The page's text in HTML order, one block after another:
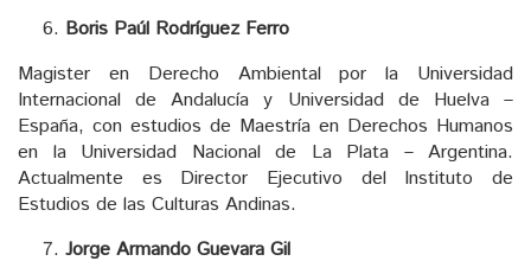
Boris Paúl Rodríguez Ferro
Magister en Derecho Ambiental por la Universidad
Internacional de Andalucía y Universidad de Huelva –
España, con estudios de Maestría en Derechos Humanos
en la Universidad Nacional de La Plata – Argentina.
Actualmente es Director Ejecutivo del Instituto de
Estudios de las Culturas Andinas.
Jorge Armando Guevara Gil